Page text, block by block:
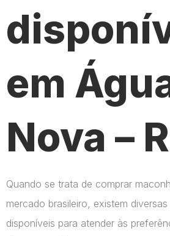
em
Nova –
Quando se trata de comprar
mercado brasileiro, existem
disponíveis para atender às